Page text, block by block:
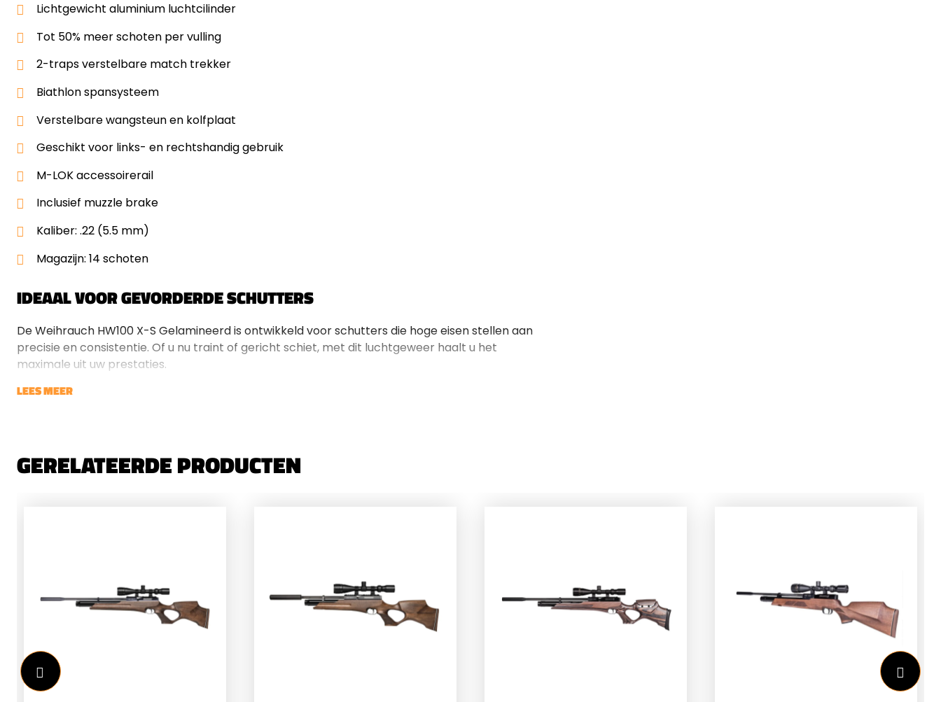
Lichtgewicht aluminium luchtcilinder
Tot 50% meer schoten per vulling
2-traps verstelbare match trekker
Biathlon spansysteem
Verstelbare wangsteun en kolfplaat
Geschikt voor links- en rechtshandig gebruik
M-LOK accessoirerail
Inclusief muzzle brake
Kaliber: .22 (5.5 mm)
Magazijn: 14 schoten
IDEAAL VOOR GEVORDERDE SCHUTTERS
De Weihrauch HW100 X-S Gelamineerd is ontwikkeld voor schutters die hoge eisen stellen aan
precisie en consistentie. Of u nu traint of gericht schiet, met dit luchtgeweer haalt u het
maximale uit uw prestaties.
LEES MEER
GERELATEERDE PRODUCTEN